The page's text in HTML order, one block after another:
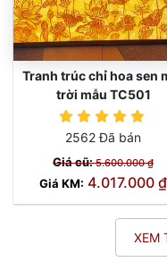
Tranh trúc chỉ hoa sen
trời mẫu TC501
2562 Đã bán
Giá cũ:5.600.000 ₫
Giá KM: 4.017.000 ₫
XEM